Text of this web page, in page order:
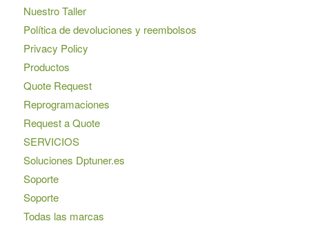
Nuestro Taller
Política de devoluciones y reembolsos
Privacy Policy
Productos
Quote Request
Reprogramaciones
Request a Quote
SERVICIOS
Soluciones Dptuner.es
Soporte
Soporte
Todas las marcas